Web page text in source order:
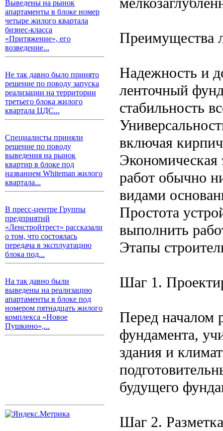
Выведены на рынок
апартаменты в блоке номер
четыре жилого квартала
бизнес-класса
«Притяжение», его
возведение...
Не так давно было принято
решение по поводу запуска
реализации на территории
третьего блока жилого
квартала ЦДС...
Специалисты приняли
решение по поводу
выведения на рынок
квартир в блоке под
названием Whiteman жилого
квартала...
В пресс-центре Группы
предприятий
«Ленстройтрест» рассказали
о том, что состоялась
передача в эксплуатацию
блока под...
На так давно были
выведены на реализацию
апартаменты в блоке под
номером пятнадцать жилого
комплекса «Новое
Пушкино»,...
Преимущества
Надежность и
ленточный
стабильность
включая
Экономическая
работ обычно
видами
Простота
выполнить
Этапы
Шаг 1.
Перед началом
фундамента,
здания и
будущего
Шаг 2.